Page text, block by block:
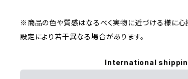
※商品の色や質感はなるべく実物に近づける様に心
設定により若干異なる場合があります。
International